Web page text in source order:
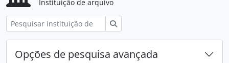
Instituição de arquivo
Opções de pesquisa avançada